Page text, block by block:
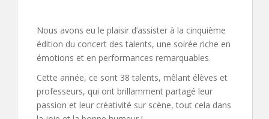
Nous avons eu le plaisir d’assister à la cinquième
édition du concert des talents, une soirée riche en
émotions et en performances remarquables.
Cette année, ce sont 38 talents, mêlant élèves et
professeurs, qui ont brillamment partagé leur
passion et leur créativité sur scène, tout cela dans